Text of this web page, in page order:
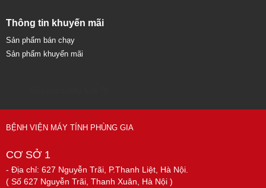
Thông tin khuyến mãi
Sản phẩm bán chạy
Sản phẩm khuyến mãi
BỆNH VIỆN MÁY TÍNH PHÙNG GIA
CƠ SỞ 1
- Địa chỉ: 627 Nguyễn Trãi, P.Thanh Liệt, Hà Nội.
( Số 627 Nguyễn Trãi, Thanh Xuân, Hà Nội )